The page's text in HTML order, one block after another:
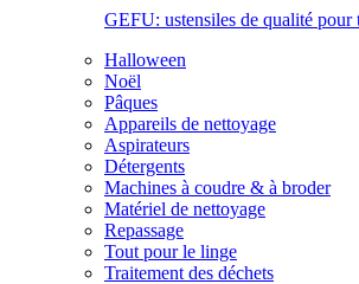
GEFU: ustensiles de qualité pour
Halloween
Noël
Pâques
Appareils de nettoyage
Aspirateurs
Détergents
Machines à coudre & à broder
Matériel de nettoyage
Repassage
Tout pour le linge
Traitement des déchets